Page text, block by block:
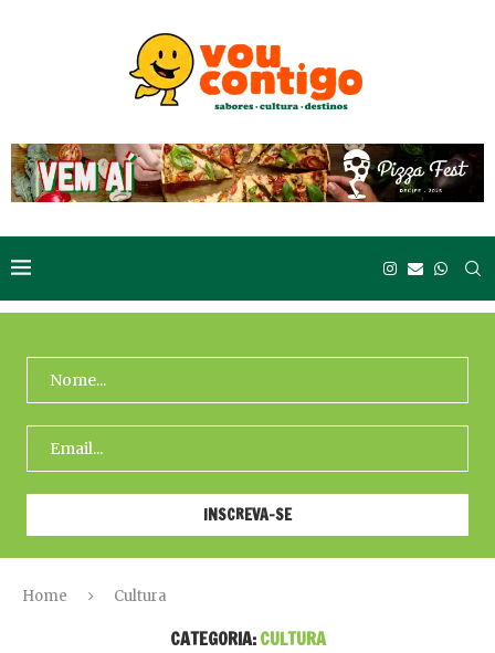
Home Cultura
CATEGORIA: CULTURA